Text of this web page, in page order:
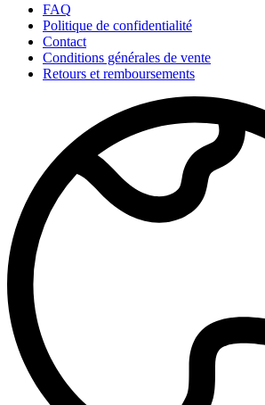
FAQ
Politique de confidentialité
Contact
Conditions générales de vente
Retours et remboursements